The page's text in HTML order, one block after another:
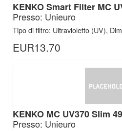
KENKO Smart Filter MC
Presso: Unieuro
Tipo di filtro: Ultravioletto (UV),
EUR13.70
KENKO MC UV370 Slim
Presso: Unieuro